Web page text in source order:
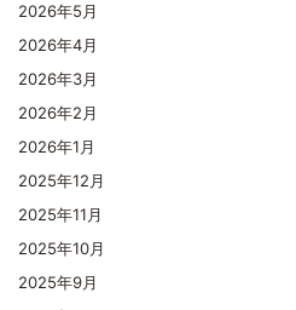
2026年5月
2026年4月
2026年3月
2026年2月
2026年1月
2025年12月
2025年11月
2025年10月
2025年9月